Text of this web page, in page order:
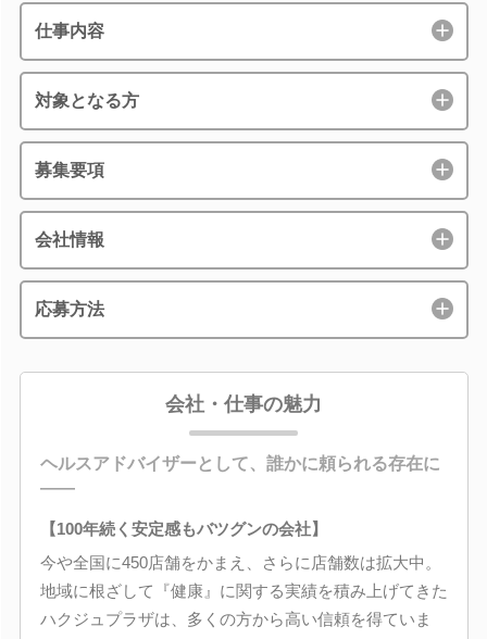
仕事内容
対象となる方
募集要項
会社情報
応募方法
会社・仕事の魅力
ヘルスアドバイザーとして、誰かに頼られる存在に
――
【100年続く安定感もバツグンの会社】
今や全国に450店舗をかまえ、さらに店舗数は拡大中。
地域に根ざして『健康』に関する実績を積み上げてきた
ハクジュプラザは、多くの方から高い信頼を得ていま